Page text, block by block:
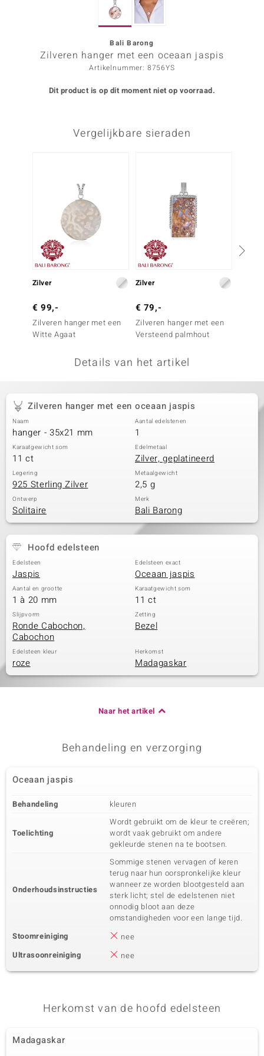
Designs
Bali Barong
Zilveren hanger met een oceaan jaspis
Artikelnummer: 8756YS
Dit product is op dit moment niet op voorraad.
Vergelijkbare sieraden
Zilver
€ 99,-
Zilveren hanger met een
Witte Agaat
Zilver
€ 79,-
Zilveren hanger met een
Versteend palmhout
Details van het artikel
Zilveren hanger met een oceaan jaspis
Naam
hanger - 35x21 mm
Aantal edelstenen
1
Karaatgewicht som
11 ct
Edelmetaal
Zilver, geplatineerd
Legering
925 Sterling Zilver
Metaalgewicht
2,5 g
Ontwerp
Solitaire
Merk
Bali Barong
Hoofd edelsteen
Edelsteen
Jaspis
Edelsteen exact
Oceaan jaspis
Aantal en grootte
1 à 20 mm
Karaatgewicht som
11 ct
Slijpvorm
Ronde Cabochon,
Cabochon
Zetting
Bezel
Edelsteen kleur
roze
Herkomst
Madagaskar
Naar het artikel
Behandeling en verzorging
Oceaan jaspis
Behandeling kleuren
Toelichting
Wordt gebruikt om de kleur te creëren;
wordt vaak gebruikt om andere
gekleurde stenen na te bootsen.
Onderhoudsinstructies
Sommige stenen vervagen of keren
terug naar hun oorspronkelijke kleur
wanneer ze worden blootgesteld aan
sterk licht; stel de edelstenen niet
onnodig bloot aan deze
omstandigheden voor een lange tijd.
Stoomreiniging
nee
Ultrasoonreiniging
nee
Herkomst van de hoofd edelsteen
Madagaskar